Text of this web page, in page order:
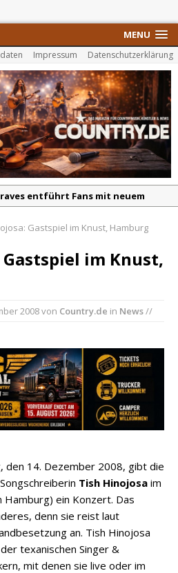
MENU
Impressum Datenschutzerklärung
entführt Fans mit neuem
mit brandneuem Musikvideo zu
Pistol“
Signal Serenades“ erscheint
Hot News – 2. August 2026: Dolly
& The Hollywood Hillbillies
Album mit „Better Days
Vertrauen: Country.de erreicht
Leser
Gastspiel im Knust, Hamburg
im Knust,
2008von Country.de in News//
den 14. Dezember 2008, gibt die
Tish Hinojosa im
Hamburg) ein Konzert. Das
denn sie reist laut
an. Tish Hinojosa
texanischen Singer &
mit denen sie live oder im